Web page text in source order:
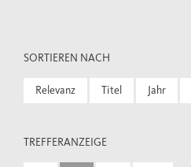
SORTIEREN NACH
Relevanz Titel Jahr
TREFFERANZEIGE